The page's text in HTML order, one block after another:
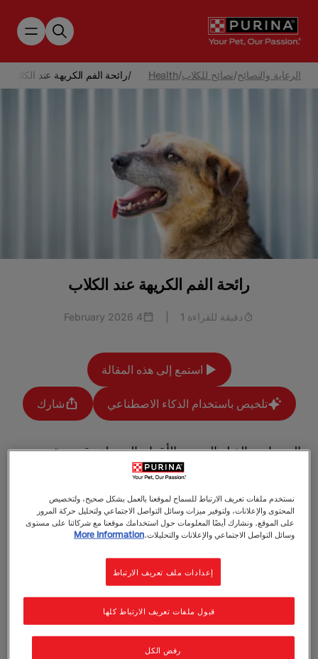
الرعاية والنصائح/نصائح للكلاب/
Health
/رائحة الفم الكريهة عند الكلاب
رائحة الفم الكريهة عند الكلاب
دقيقة للقراءة 1 4 February 2026
استمع إلى هذه المقالة
تلخيص باستخدام الذكاء الاصطناعي شارك
إلى جانب الذيل المهتز والأقدام الموحلة، قد يعتقد
الكثير منا أن رائحة الفم الكريهة لدى الكلاب مجرد
ومع ذلك، فإن رائحة الفم الكريهة لدى الكلاب قد تكون في
الواقع علامة مبكرة على بعض مشاكل صحة الفم. تمامًا مثلنا،
يمكن أن تعاني الكلاب من مشاكل في الأسنان. وبما أنها لا
تستطيع الذهاب لطبيب الأسنان بمفردها، تقع علينا كمالكين
مسؤولية التأكد من صحتها.
المشاكل الصحية المرتبطة برائحة الفم الكريهة لدى الكلاب
نظرًا لأن الكلاب لا تستطيع إخبارنا بأنفسها، فقد يكون من
نستخدم ملفات تعريف الارتباط للسماح لموقعنا بالعمل بشكل صحيح، ولتخصيص
المحتوى والإعلانات، ولتوفير ميزات وسائل التواصل الاجتماعي ولتحليل حركة المرور
على الموقع. ونشارك أيضًا المعلومات حول استخدامك موقعنا مع شركائنا على مستوى
وسائل التواصل الاجتماعي والإعلانات والتحليلات.More Information
إعدادات ملف تعريف الارتباط
رفض الكل
قبول ملفات تعريف الارتباط كلها